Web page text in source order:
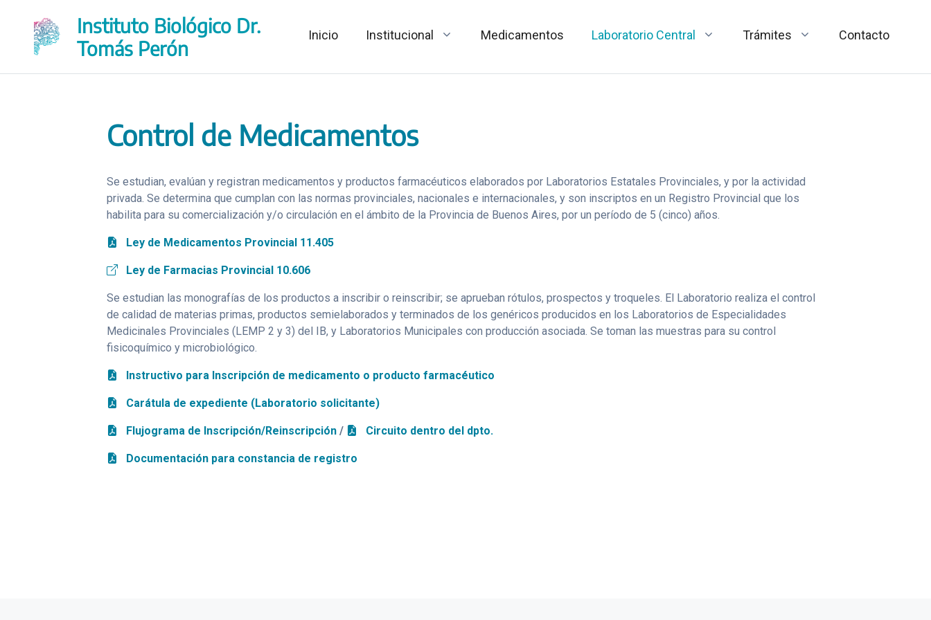
contenido
Instituto Biológico Dr.
Tomás Perón
Inicio Institucional Medicamentos Laboratorio Central Trámites Contacto
Control de Medicamentos
Se estudian, evalúan y registran medicamentos y productos farmacéuticos elaborados por Laboratorios Estatales Provinciales, y por la actividad
privada. Se determina que cumplan con las normas provinciales, nacionales e internacionales, y son inscriptos en un Registro Provincial que los
habilita para su comercialización y/o circulación en el ámbito de la Provincia de Buenos Aires, por un período de 5 (cinco) años.
Ley de Medicamentos Provincial 11.405
Ley de Farmacias Provincial 10.606
Se estudian las monografías de los productos a inscribir o reinscribir; se aprueban rótulos, prospectos y troqueles. El Laboratorio realiza el control
de calidad de materias primas, productos semielaborados y terminados de los genéricos producidos en los Laboratorios de Especialidades
Medicinales Provinciales (LEMP 2 y 3) del IB, y Laboratorios Municipales con producción asociada. Se toman las muestras para su control
fisicoquímico y microbiológico.
Instructivo para Inscripción de medicamento o producto farmacéutico
Carátula de expediente (Laboratorio solicitante)
Flujograma de Inscripción/Reinscripción / Circuito dentro del dpto.
Documentación para constancia de registro